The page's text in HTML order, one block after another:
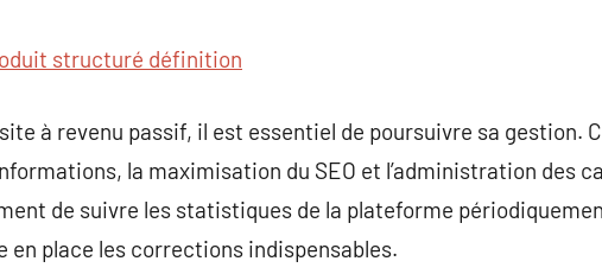
structuré définition
à revenu passif, il est essentiel de poursuivre sa gestion.
la maximisation du SEO et l’administration des
de suivre les statistiques de la plateforme
place les corrections indispensables.